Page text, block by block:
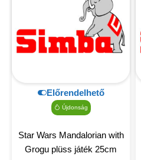
Előrendelhető
Újdonság
Star Wars Mandalorian with
Grogu plüss játék 25cm